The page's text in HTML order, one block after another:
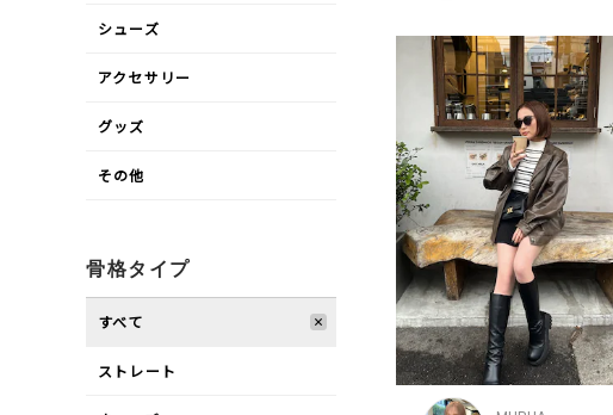
シューズ
アクセサリー
グッズ
その他
骨格タイプ
すべて
ストレート